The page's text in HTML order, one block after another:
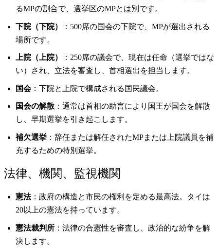
るMPの割合で、選挙区のMPとは別です。
下院（下院）
：500席の国会の下院で、MPが選出される
場所です。
上院（上院）
：250席の議会で、現在は任命（選挙ではな
い）され、立法を審査し、首相選出を担当します。
国会：下院と上院で構成される国民議会。
国会の解散 ：通常は首相の助言により国王が国会を解散
し、早期選挙を引き起こします。
補欠選挙 ：辞任または解任されたMPまたは上院議員を補
充するための特別選挙。
法律、機関、監視機関
憲法：政府の構造と市民の権利を定める最高法。タイは
20以上の憲法を持っています。
憲法裁判所 ：法律の合憲性を審査し、政治的な紛争を解
決します。